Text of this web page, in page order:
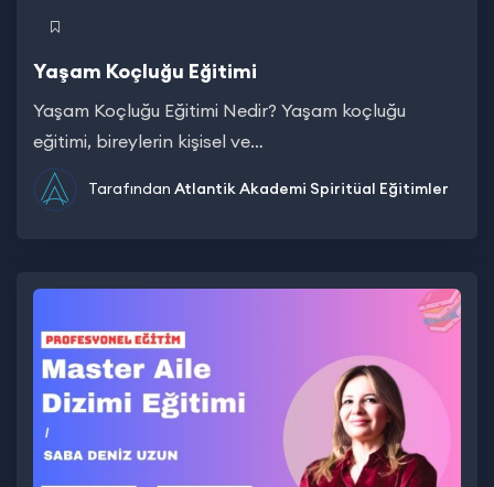
Yaşam Koçluğu Eğitimi
Yaşam Koçluğu Eğitimi Nedir? Yaşam koçluğu
eğitimi, bireylerin kişisel ve…
Tarafından Atlantik Akademi Spiritüal Eğitimler